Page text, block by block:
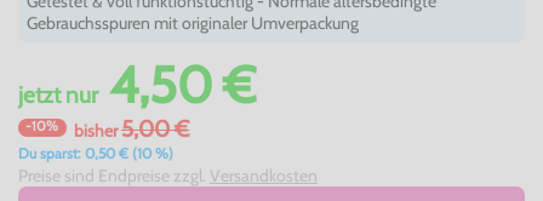
Gebrauchsspuren mit originaler Umverpackung
jetztnur4,50 €
-10% bisher5,00 €
Du sparst: 0,50 € (10 %)
Preise sind Endpreise zzgl. Versandkosten